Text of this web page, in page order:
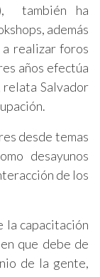
también ha
además
a realizar foros
años efectúa
relata Salvador
desde temas
desayunos
de los
la capacitación
que debe de
de la gente,